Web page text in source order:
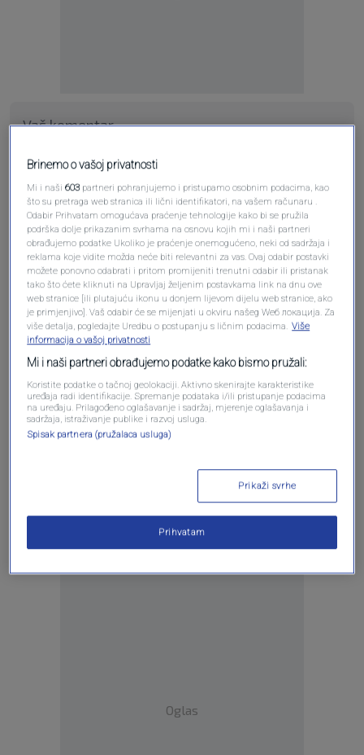
Pošalji
Pošalji komentar
Oglas
Oglas
Brinemo o vašoj privatnosti
Mi i naši603 partneri pohranjujemo i pristupamo osobnim podacima, kao
što su pretraga web stranica ili lični identifikatori, na vašem računaru .
Odabir Prihvatam omogućava praćenje tehnologije kako bi se pružila
podrška dolje prikazanim svrhama na osnovu kojih mi i naši partneri
obrađujemo podatke Ukoliko je praćenje onemogućeno, neki od sadržaja i
reklama koje vidite možda neće biti relevantni za vas. Ovaj odabir postavki
možete ponovno odabrati i pritom promijeniti trenutni odabir ili pristanak
tako što ćete kliknuti na Upravljaj željenim postavkama link na dnu ove
web stranice [ili plutajuću ikonu u donjem lijevom dijelu web stranice, ako
je primjenjivo]. Vaš odabir će se mijenjati u okviru našeg Wеб локација. Za
više detalja, pogledajte Uredbu o postupanju s ličnim podacima. Više
informacija o vašoj privatnosti
Mi i naši partneri obrađujemo podatke kako bismo pružali:
Koristite podatke o tačnoj geolokaciji. Aktivno skenirajte karakteristike
uređaja radi identifikacije. Spremanje podataka i/ili pristupanje podacima
na uređaju. Prilagođeno oglašavanje i sadržaj, mjerenje oglašavanja i
sadržaja, istraživanje publike i razvoj usluga.
Spisak partnera (pružalaca usluga)
Prikaži svrhe
Prihvatam